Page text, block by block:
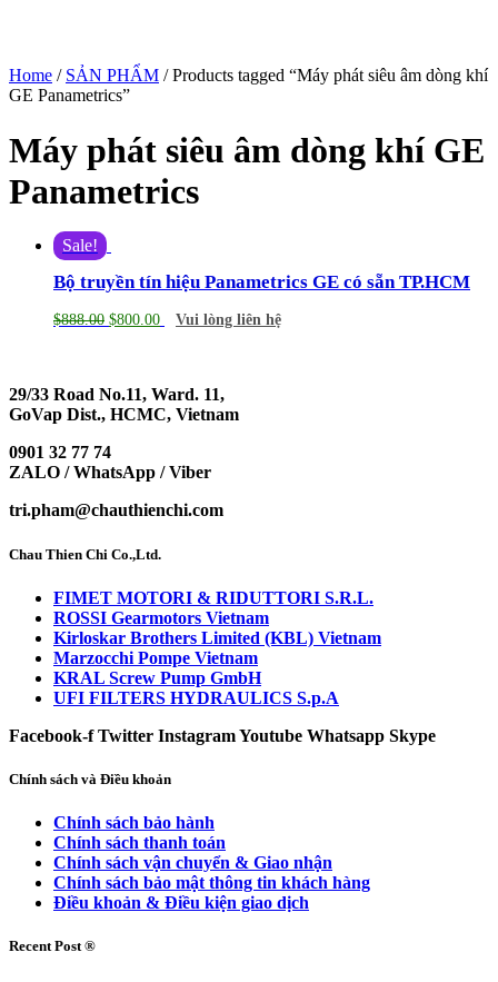
Home / SẢN PHẨM / Products tagged “Máy phát siêu âm dòng khí
GE Panametrics”
Máy phát siêu âm dòng khí GE
Panametrics
Sale!
Bộ truyền tín hiệu Panametrics GE có sẵn TP.HCM
$888.00 $800.00 Vui lòng liên hệ
29/33 Road No.11, Ward. 11,
GoVap Dist., HCMC, Vietnam
0901 32 77 74
ZALO / WhatsApp / Viber
tri.pham@chauthienchi.com
Chau Thien Chi Co.,Ltd.
FIMET MOTORI & RIDUTTORI S.R.L.
ROSSI Gearmotors Vietnam
Kirloskar Brothers Limited (KBL) Vietnam
Marzocchi Pompe Vietnam
KRAL Screw Pump GmbH
UFI FILTERS HYDRAULICS S.p.A
Facebook-f Twitter InstagramYoutube Whatsapp Skype
Chính sách và Điều khoản
Chính sách bảo hành
Chính sách thanh toán
Chính sách vận chuyển & Giao nhận
Chính sách bảo mật thông tin khách hàng
Điều khoản & Điều kiện giao dịch
Recent Post ®